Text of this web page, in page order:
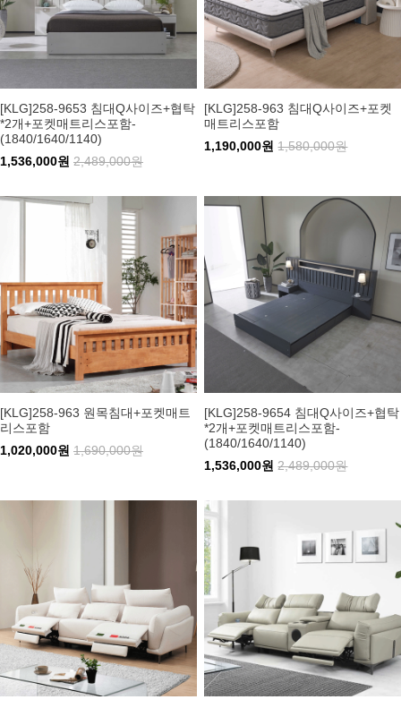
[KLG]258-9653 침대Q사이즈+협탁
*2개+포켓매트리스포함-
(1840/1640/1140)
1,536,000원 2,489,000원
[KLG]258-963 침대Q사이즈+포켓
매트리스포함
1,190,000원 1,580,000원
[KLG]258-963 원목침대+포켓매트
리스포함
1,020,000원 1,690,000원
[KLG]258-9654 침대Q사이즈+협탁
*2개+포켓매트리스포함-
(1840/1640/1140)
1,536,000원 2,489,000원